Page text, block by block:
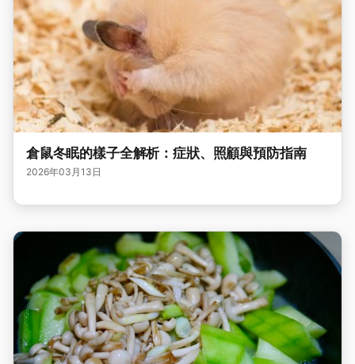
倉鼠冬眠的樣子全解析：症狀、照顧與預防指南
2026年03月13日